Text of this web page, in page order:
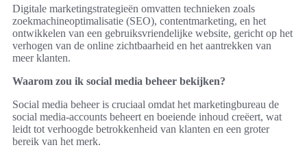
Digitale marketingstrategieën omvatten technieken zoals
zoekmachineoptimalisatie (SEO), contentmarketing, en het
ontwikkelen van een gebruiksvriendelijke website, gericht op het
verhogen van de online zichtbaarheid en het aantrekken van
meer klanten.
Waarom zou ik social media beheer bekijken?
Social media beheer is cruciaal omdat het marketingbureau de
social media-accounts beheert en boeiende inhoud creëert, wat
leidt tot verhoogde betrokkenheid van klanten en een groter
bereik van het merk.